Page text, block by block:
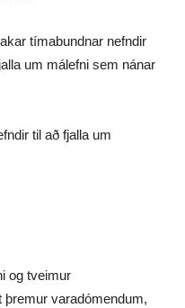
tímabundnar nefndir
um málefni sem nánar
til að fjalla um
og tveimur
þremur varadómendum,